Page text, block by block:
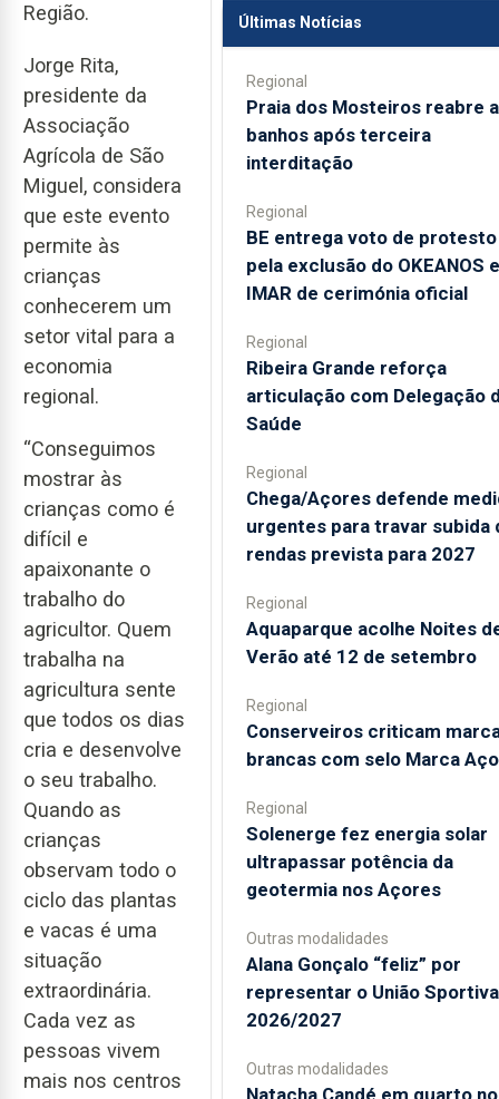
Região.
Jorge Rita,
presidente da
Associação
Agrícola de São
Miguel, considera
que este evento
permite às
crianças
conhecerem um
setor vital para a
economia
regional.
“Conseguimos
mostrar às
crianças como é
difícil e
apaixonante o
trabalho do
agricultor. Quem
trabalha na
agricultura sente
que todos os dias
cria e desenvolve
o seu trabalho.
Quando as
crianças
observam todo o
ciclo das plantas
e vacas é uma
situação
extraordinária.
Cada vez as
pessoas vivem
mais nos centros
Últimas Notícias
Regional
Praia dos Mosteiros reabre a
banhos após terceira
interditação
Regional
BE entrega voto de protesto
pela exclusão do OKEANOS e
IMAR de cerimónia oficial
Regional
Ribeira Grande reforça
articulação com Delegação
Saúde
Regional
Chega/Açores defende
urgentes para travar subida
rendas prevista para 2027
Regional
Aquaparque acolhe Noites
Verão até 12 de setembro
Regional
Conserveiros criticam
brancas com selo Marca
Regional
Solenerge fez energia solar
ultrapassar potência da
geotermia nos Açores
Outras modalidades
Alana Gonçalo “feliz” por
representar o União
2026/2027
Outras modalidades
Natacha Candé em quarto no